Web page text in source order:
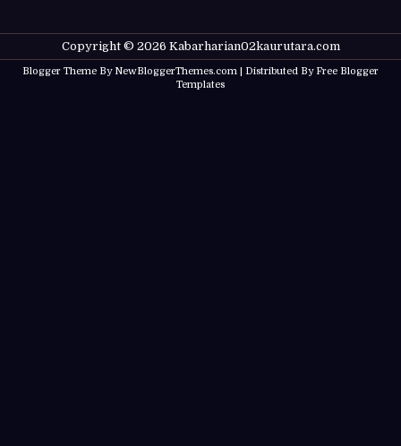
Copyright © 2026 Kabarharian02kaurutara.com
Blogger Theme By NewBloggerThemes.com | Distributed ByFree Blogger
Templates